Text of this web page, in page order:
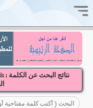
نتائج البحث عن الكلمة : Ecrit - عدد المطبوعات الموجودة : (